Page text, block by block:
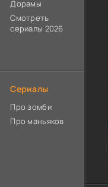
Дорамы
Смотреть
сериалы 2026
Сериалы
Про зомби
Про маньяков